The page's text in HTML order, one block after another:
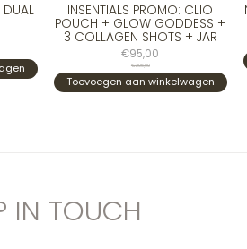
INSENTIALS PROMO: CLIO
POUCH + GLOW GODDESS +
3 COLLAGEN SHOTS + JAR
€95,00
€205,00
Toevoegen aan winkelwagen
IN TOUCH